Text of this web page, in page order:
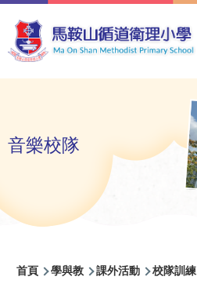
移至主內容
音樂校隊
導
首頁 學與教 課外活動 校隊訓練